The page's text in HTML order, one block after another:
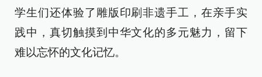
学生们还体验了雕版印刷非遗手工，在亲手实
践中，真切触摸到中华文化的多元魅力，留下
难以忘怀的文化记忆。